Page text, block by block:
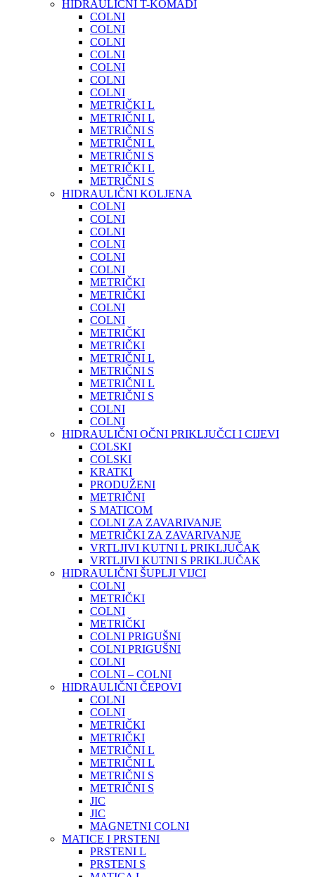
HIDRAULIČNI T-KOMADI
COLNI
COLNI
COLNI
COLNI
COLNI
COLNI
COLNI
METRIČKI L
METRIČNI L
METRIČNI S
METRIČNI L
METRIČNI S
METRIČKI L
METRIČNI S
HIDRAULIČNI KOLJENA
COLNI
COLNI
COLNI
COLNI
COLNI
COLNI
METRIČKI
METRIČKI
COLNI
COLNI
METRIČKI
METRIČKI
METRIČNI L
METRIČNI S
METRIČNI L
METRIČNI S
COLNI
COLNI
HIDRAULIČNI OČNI PRIKLJUČCI I CIJEVI
COLSKI
COLSKI
KRATKI
PRODUŽENI
METRIČNI
S MATICOM
COLNI ZA ZAVARIVANJE
METRIČKI ZA ZAVARIVANJE
VRTLJIVI KUTNI L PRIKLJUČAK
VRTLJIVI KUTNI S PRIKLJUČAK
HIDRAULIČNI ŠUPLJI VIJCI
COLNI
METRIČKI
COLNI
METRIČKI
COLNI PRIGUŠNI
COLNI PRIGUŠNI
COLNI
COLNI – COLNI
HIDRAULIČNI ČEPOVI
COLNI
COLNI
METRIČKI
METRIČKI
METRIČNI L
METRIČNI L
METRIČNI S
METRIČNI S
JIC
JIC
MAGNETNI COLNI
MATICE I PRSTENI
PRSTENI L
PRSTENI S